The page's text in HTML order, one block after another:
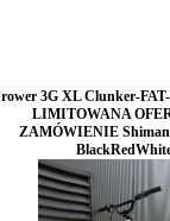
rower 3G XL Clunker-
LIMITOWANA
ZAMÓWIENIE